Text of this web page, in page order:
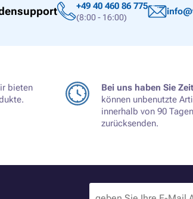
+49 40 460 86 775
(8:00 - 16:00)
bieten
Bei uns haben Sie
können unbenutzte
innerhalb von 90 Tagen
zurücksenden.